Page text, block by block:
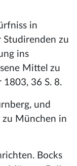
in
Studirenden zu
ins
Mittel zu
36 S. 8.
und
zu München in
Bocks